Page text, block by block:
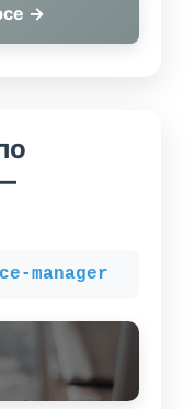
→
manager